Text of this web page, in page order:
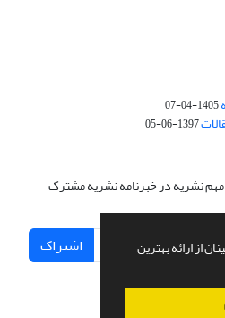
از ارائه بهترین
1405-04-07
1397-06-05
مهم نشریه در خبرنامه نشریه مشترک
اشتراک